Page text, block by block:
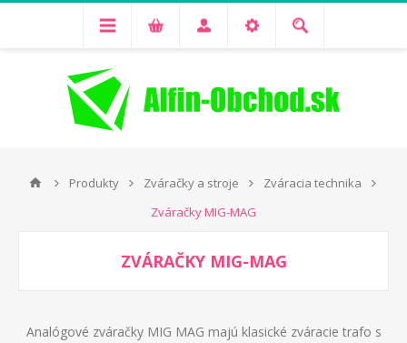
Produkty Zváračky a stroje
Zváracia technika
Zváračky MIG-MAG
ZVÁRAČKY MIG-MAG
Analógové zváračky MIG MAG majú klasické zváracie trafo s